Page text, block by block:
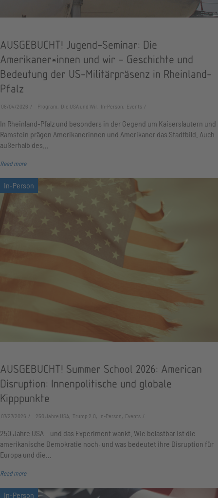
AUSGEBUCHT! Jugend-Seminar: Die
Amerikaner*innen und wir – Geschichte und
Bedeutung der US-Militärpräsenz in Rheinland-
Pfalz
08/04/2026 Program, Die USA und Wir, In-Person, Events
In Rheinland-Pfalz und besonders in der Gegend um Kaiserslautern und
Ramstein prägen Amerikanerinnen und Amerikaner das Stadtbild. Auch
außerhalb des…
Read more
AUSGEBUCHT! Summer School 2026: American
Disruption: Innenpolitische und globale
Kipppunkte
07/27/2026 250 Jahre USA, Trump 2.0, In-Person, Events
250 Jahre USA – und das Experiment wankt. Wie belastbar ist die
amerikanische Demokratie noch, und was bedeutet ihre Disruption für
Europa und die…
Read more